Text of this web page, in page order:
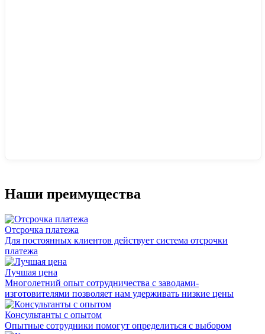
Наши преимущества
Отсрочка платежа
Для постоянных клиентов действует система отсрочки
платежа
Лучшая цена
Многолетний опыт сотрудничества с заводами-
изготовителями позволяет нам удерживать низкие цены
Консультанты с опытом
Опытные сотрудники помогут определиться с выбором